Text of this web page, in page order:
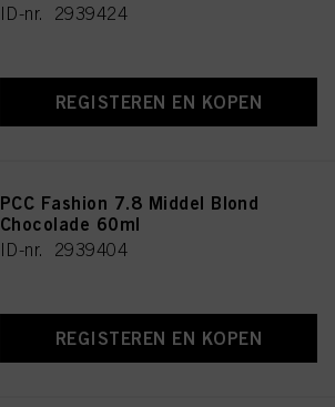
ID-nr. 2939424
REGISTEREN EN KOPEN
PCC Fashion 7.8 Middel Blond
Chocolade 60ml
ID-nr. 2939404
REGISTEREN EN KOPEN